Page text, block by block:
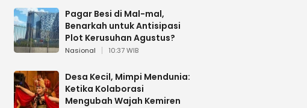
Pagar Besi di Mal-mal,
Benarkah untuk Antisipasi
Plot Kerusuhan Agustus?
Nasional 10:37 WIB
Desa Kecil, Mimpi Mendunia:
Ketika Kolaborasi
Mengubah Wajah Kemiren